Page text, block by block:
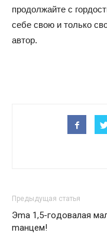
продолжайте с
себе свою и только
автор.
Предыдущая статья
Эma 1,5-гoдoвaлaя
maнцeм!